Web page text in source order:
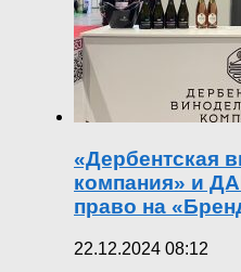
«Дербентская
компания» и
право на
22.12.2024 08:12